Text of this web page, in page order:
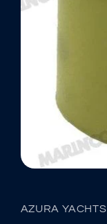
1
en
AZURA YACHTS